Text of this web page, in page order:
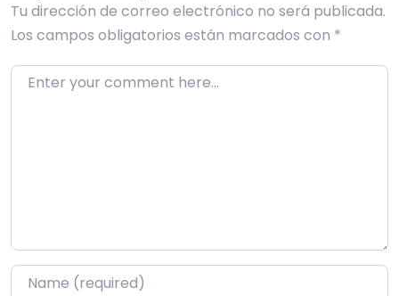
Tu dirección de correo electrónico no será publicada.
Los campos obligatorios están marcados con *
Enter your comment here…
Name*